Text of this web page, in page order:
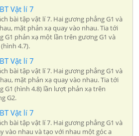
Vật lí 7
bài tập vật lí 7. Hai gương phẳng G1 và
mặt phản xạ quay vào nhau. Tia tới
G1 phản xạ một lần trên gương G1 và
4.7).
Vật lí 7
bài tập vật lí 7. Hai gương phẳng G1 và
mặt phản xạ quay vào nhau. Tia tới
G1 (hình 4.8) lần lượt phản xạ trên
G2.
Vật lí 7
bài tập vật lí 7. Hai gương phẳng G1 và
vào nhau và tạo với nhau một góc a